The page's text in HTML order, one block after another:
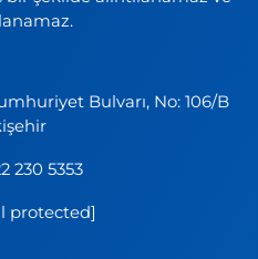
Bulvarı, No: 106/B
230 5353
protected]